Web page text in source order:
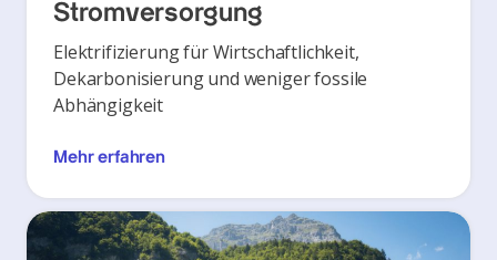
Stromversorgung
Elektrifizierung für Wirtschaftlichkeit,
Dekarbonisierung und weniger fossile
Abhängigkeit
Mehr erfahren